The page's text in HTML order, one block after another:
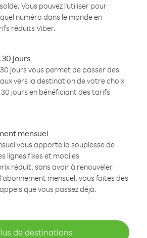
Vous pouvez l'utiliser pour
numéro dans le monde en
réduits Viber.
jours
jours vous permet de passer des
vers la destination de votre choix
jours en bénéficiant des tarifs
mensuel
vous apporte la souplesse de
lignes fixes et mobiles
réduit, sans avoir à renouveler
mensuel, vous faites des
que vous passez déjà.
de destinations